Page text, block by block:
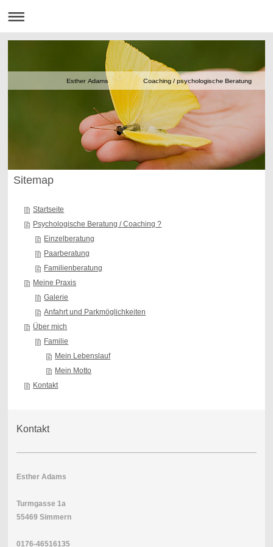
Esther Adams Coaching / psychologische Beratung
Sitemap
Startseite
Psychologische Beratung / Coaching ?
Einzelberatung
Paarberatung
Familienberatung
Meine Praxis
Galerie
Anfahrt und Parkmöglichkeiten
Über mich
Familie
Mein Lebenslauf
Mein Motto
Kontakt
Kontakt
Esther Adams
Turmgasse 1a
55469 Simmern
0176-46516135